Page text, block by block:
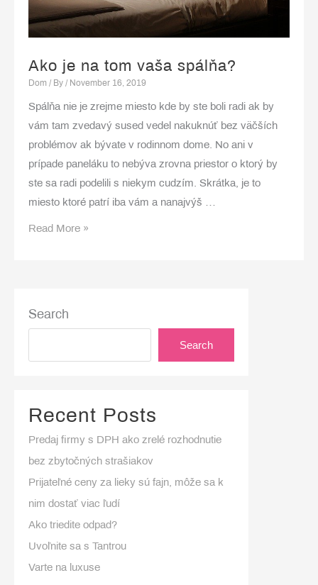
Ako je na tom vaša spálňa?
Dom / By / November 16, 2019
Spálňa nie je zrejme miesto kde by ste boli radi ak by
vám tam zvedavý sused vedel nakuknúť bez väčších
problémov ak bývate v rodinnom dome. No ani v
prípade paneláku to nebýva zrovna priestor o ktorý by
ste sa radi podelili s niekym cudzím. Skrátka, je to
miesto ktoré patrí iba vám a nanajvýš …
Ako
Read More »
Search
Search
Recent Posts
Predaj firmy s DPH ako zrelé rozhodnutie
bez zbytočných strašiakov
Prijateľné ceny za lieky sú fajn, môže sa k
nim dostať viac ľudí
Ako triedite odpad?
Uvoľnite sa s Tantrou
Varte na luxuse